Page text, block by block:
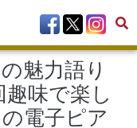
魅力語り
味で楽し
電子ピア